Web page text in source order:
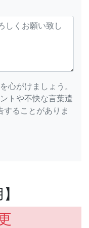
心がけましょう。
トや不快な言葉遣
ることがありま